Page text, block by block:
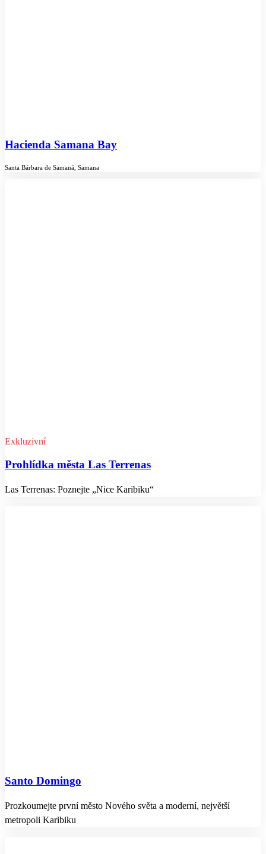
Hacienda Samana Bay
Santa Bárbara de Samaná, Samana
Exkluzivní
Prohlídka města Las Terrenas
Las Terrenas: Poznejte „Nice Karibiku“
Santo Domingo
Prozkoumejte první město Nového světa a moderní, největší
metropoli Karibiku